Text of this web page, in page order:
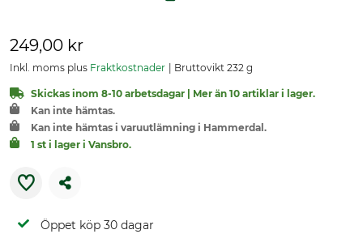
249,00 kr
Inkl. moms plus Fraktkostnader Bruttovikt 232 g
Skickas inom 8-10 arbetsdagar | Mer än 10 artiklar i lager.
Kan inte hämtas.
Kan inte hämtas i varuutlämning i Hammerdal.
1 st i lager i Vansbro.
Öppet köp 30 dagar